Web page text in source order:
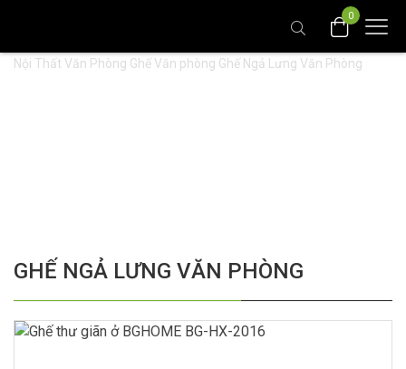
0
Nội Thất Văn Phòng Ghế Văn phòng Ghế Ngả Lưng Văn Phòng
GHẾ NGẢ LƯNG VĂN PHÒNG